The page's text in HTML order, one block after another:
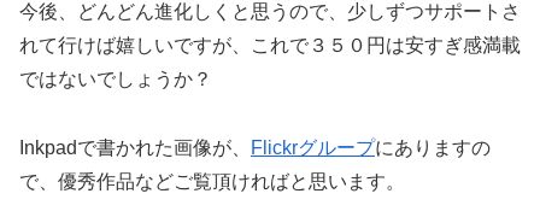
今後、どんどん進化しくと思うので、少しずつサポートさ
れて行けば嬉しいですが、これで３５０円は安すぎ感満載
ではないでしょうか？
Inkpadで書かれた画像が、 Flickrグループにありますの
で、優秀作品などご覧頂ければと思います。